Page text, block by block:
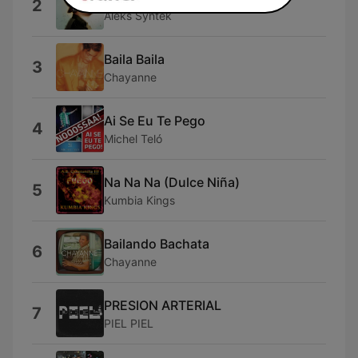
2 Aleks Syntek
3 Baila Baila
Chayanne
4 Ai Se Eu Te Pego
Michel Teló
5 Na Na Na (Dulce Niña)
Kumbia Kings
6 Bailando Bachata
Chayanne
7 PRESION ARTERIAL
PIEL PIEL